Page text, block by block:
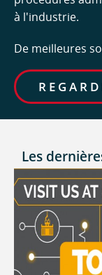
à l'industrie.
De meilleures
Les